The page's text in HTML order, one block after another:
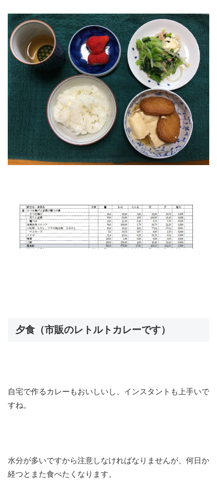
夕食（市販のレトルトカレーです）
自宅で作るカレーもおいしいし、インスタントも上手いで
すね。
水分が多いですから注意しなければなりませんが、何日か
経つとまた食べたくなります。